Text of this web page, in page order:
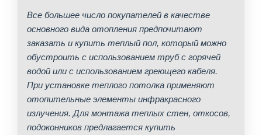
Все большее число покупателей в качестве
основного вида отопления предпочитают
заказать и купить теплый пол, который можно
обустроить с использованием труб с горячей
водой или с использованием греющего кабеля.
При установке теплого потолка применяют
отопительные элементы инфракрасного
излучения. Для монтажа теплых стен, откосов,
подоконников предлагается купить